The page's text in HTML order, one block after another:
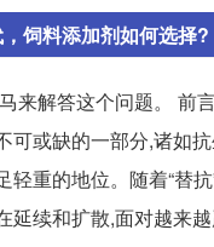
饲料添加剂如何选择?
来解答这个问题。 前
可或缺的一部分,诸如
轻重的地位。随着“替
延续和扩散,面对越来